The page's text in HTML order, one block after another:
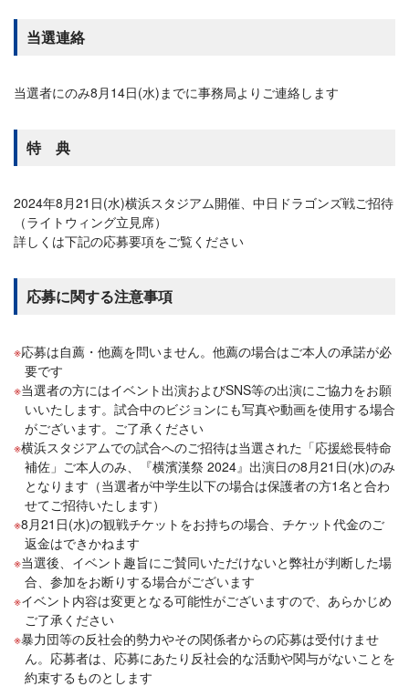
当選連絡
当選者にのみ8月14日(水)までに事務局よりご連絡します
特 典
2024年8月21日(水)横浜スタジアム開催、中日ドラゴンズ戦ご招待
（ライトウィング立見席）
詳しくは下記の応募要項をご覧ください
応募に関する注意事項
応募は自薦・他薦を問いません。他薦の場合はご本人の承諾が必
要です
当選者の方にはイベント出演およびSNS等の出演にご協力をお願
いいたします。試合中のビジョンにも写真や動画を使用する場合
がございます。ご了承ください
横浜スタジアムでの試合へのご招待は当選された「応援総長特命
補佐」ご本人のみ、『横濱漢祭 2024』出演日の8月21日(水)のみ
となります（当選者が中学生以下の場合は保護者の方1名と合わ
せてご招待いたします）
8月21日(水)の観戦チケットをお持ちの場合、チケット代金のご
返金はできかねます
当選後、イベント趣旨にご賛同いただけないと弊社が判断した場
合、参加をお断りする場合がございます
イベント内容は変更となる可能性がございますので、あらかじめ
ご了承ください
暴力団等の反社会的勢力やその関係者からの応募は受付けませ
ん。応募者は、応募にあたり反社会的な活動や関与がないことを
約束するものとします